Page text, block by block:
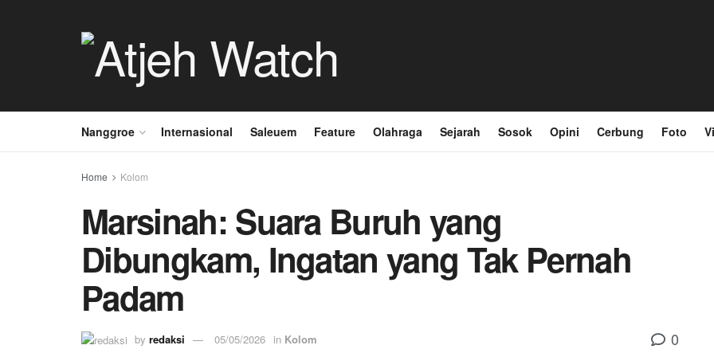
Nanggroe Internasional Saleuem Feature Olahraga Sejarah Sosok Opini Cerbung Foto
Home Kolom
Marsinah: Suara Buruh yang
Dibungkam, Ingatan yang Tak Pernah
Padam
by redaksi 05/05/2026 in Kolom 0